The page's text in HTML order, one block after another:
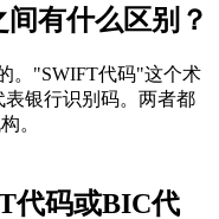
有什么区别？
。"SWIFT代码"这个术
银行识别码。两者都
。
代码或BIC代